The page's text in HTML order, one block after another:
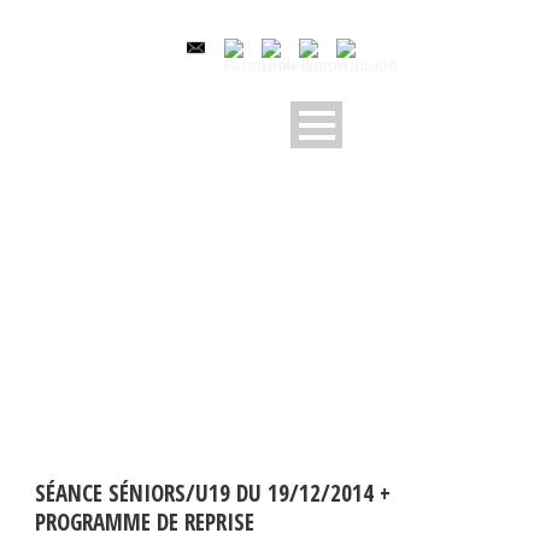
SÉANCE SÉNIORS/U19 DU 19/12/2014 +
PROGRAMME DE REPRISE